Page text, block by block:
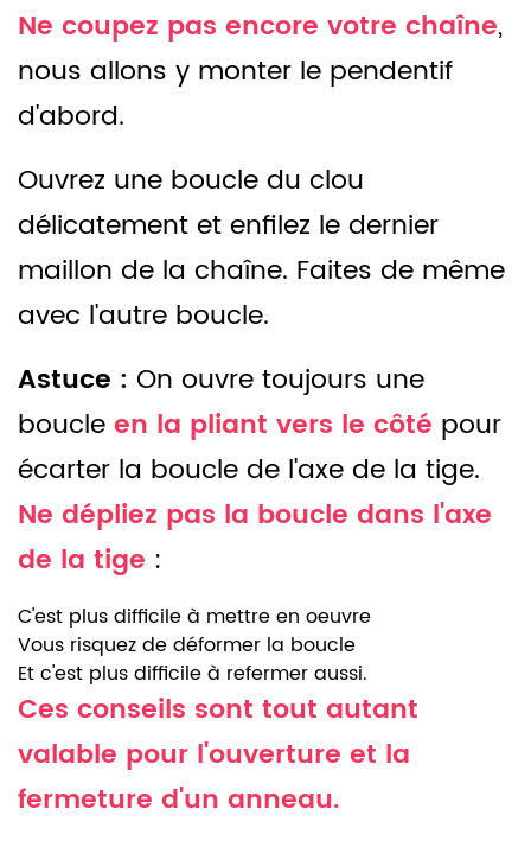
Ne coupez pas encore votre chaîne,
nous allons y monter le pendentif
d'abord.
Ouvrez une boucle du clou
délicatement et enfilez le dernier
maillon de la chaîne. Faites de même
avec l'autre boucle.
Astuce : On ouvre toujours une
boucleen la pliant vers le côté pour
écarter la boucle de l'axe de la tige.
Ne dépliez pas la boucle dans l'axe
de la tige :
C'est plus difficile à mettre en oeuvre
Vous risquez de déformer la boucle
Et c'est plus difficile à refermer aussi.
Ces conseils sont tout autant
valable pour l'ouverture et la
fermeture d'un anneau.